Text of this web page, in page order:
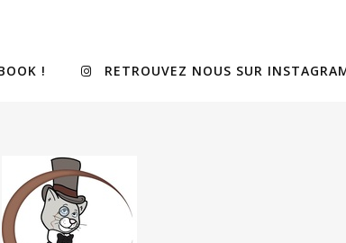
! RETROUVEZ NOUS SUR